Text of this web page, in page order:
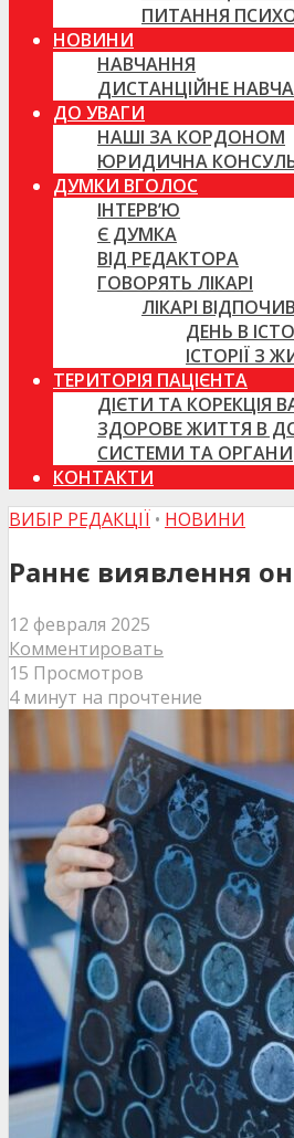
ПИТАННЯ
НОВИНИ
НАВЧАННЯ
ДИСТАНЦІЙНЕ
ДО УВАГИ
НАШІ ЗА КОРДОНОМ
ЮРИДИЧНА
ДУМКИ ВГОЛОС
ІНТЕРВ’Ю
Є ДУМКА
ВІД РЕДАКТОРА
ГОВОРЯТЬ ЛІКАРІ
ЛІКАРІ
ДЕНЬ В
ІСТОРІЇ З
ТЕРИТОРІЯ ПАЦІЄНТА
ДІЄТИ ТА КОРЕКЦІЯ
ЗДОРОВЕ ЖИТТЯ В
СИСТЕМИ ТА ОРГАНИ
КОНТАКТИ
ВИБІР РЕДАКЦІЇ • НОВИНИ
Раннє виявлення
12 февраля 2025
Комментировать
15 Просмотров
4 минут на прочтение